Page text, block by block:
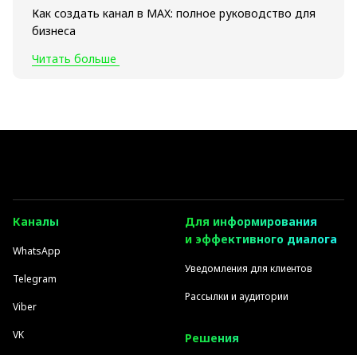
Как создать канал в MAX: полное руководство для
бизнеса
Читать больше
Каналы
WhatsApp
Telegram
Viber
VK
Для информирования
и эффективного диалога
Уведомления для клиентов
Рассылки и аудитории
Решения